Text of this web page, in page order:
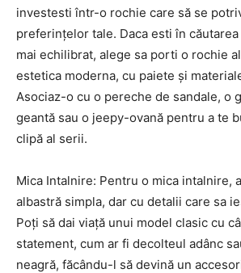
investesti într-o rochie care să se
preferințelor tale. Daca esti în
mai echilibrat, alege sa porti o rochie
estetica moderna, cu paiete și
Asociaz-o cu o pereche de sandale, o
geantă sau o jeepy-ovană pentru a te
clipă al serii.
Mica Intalnire: Pentru o mica intalnire,
albastră simpla, dar cu detalii care sa
Poți să dai viață unui model clasic cu
statement, cum ar fi decolteul adânc
neagră, făcându-l să devină un